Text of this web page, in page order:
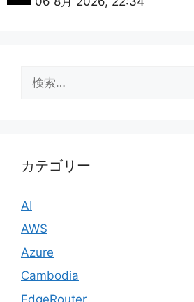
索:
カテゴリー
AI
AWS
Azure
Cambodia
EdgeRouter